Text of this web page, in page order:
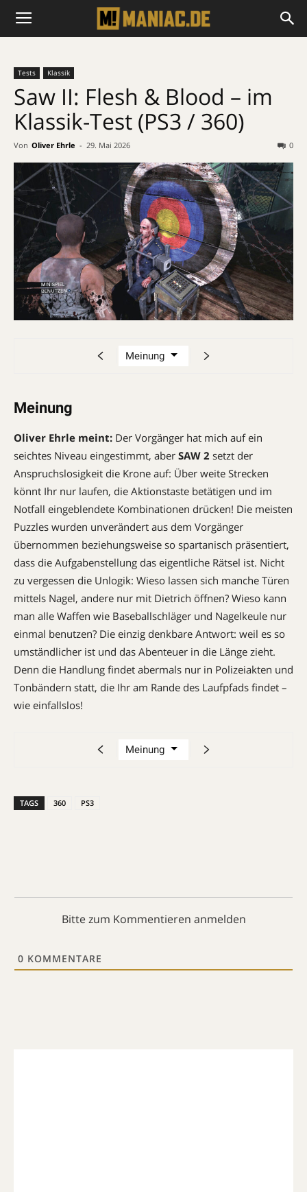
Tests Klassik
Saw II: Flesh & Blood – im
Klassik-Test (PS3 / 360)
Von Oliver Ehrle - 29. Mai 2026 0
Meinung
Oliver Ehrle meint: Der Vorgänger hat mich auf ein
seichtes Niveau eingestimmt, aber SAW 2 setzt der
Anspruchslosigkeit die Krone auf: Über weite Strecken
könnt Ihr nur laufen, die Aktionstaste betätigen und im
Notfall eingeblendete Kombinationen drücken! Die meisten
Puzzles wurden unverändert aus dem Vorgänger
übernommen beziehungsweise so spartanisch präsentiert,
dass die Aufgabenstellung das eigentliche Rätsel ist. Nicht
zu vergessen die Unlogik: Wieso lassen sich manche Türen
mittels Nagel, andere nur mit Dietrich öffnen? Wieso kann
man alle Waffen wie Baseballschläger und Nagelkeule nur
einmal benutzen? Die einzig denkbare Antwort: weil es so
umständlicher ist und das Abenteuer in die Länge zieht.
Denn die Handlung findet abermals nur in Polizeiakten und
Tonbändern statt, die Ihr am Rande des Laufpfads findet –
wie einfallslos!
TAGS 360 PS3
Bitte zum Kommentieren anmelden
0 KOMMENTARE